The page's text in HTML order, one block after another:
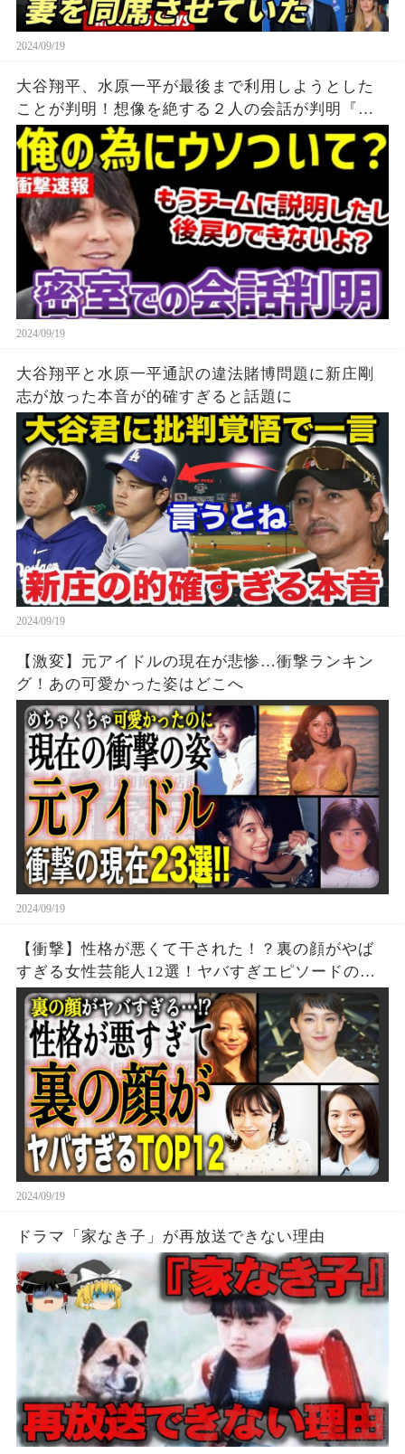
2024/09/19
大谷翔平、水原一平が最後まで利用しようとした
ことが判明！想像を絶する２人の会話が判明『こ
のままじゃ俺の人生が終わる』
2024/09/19
大谷翔平と水原一平通訳の違法賭博問題に新庄剛
志が放った本音が的確すぎると話題に
2024/09/19
【激変】元アイドルの現在が悲惨…衝撃ランキン
グ！あの可愛かった姿はどこへ
2024/09/19
【衝撃】性格が悪くて干された！？裏の顔がやば
すぎる女性芸能人12選！ヤバすぎエピソードの
数々が…！？
2024/09/19
ドラマ「家なき子」が再放送できない理由